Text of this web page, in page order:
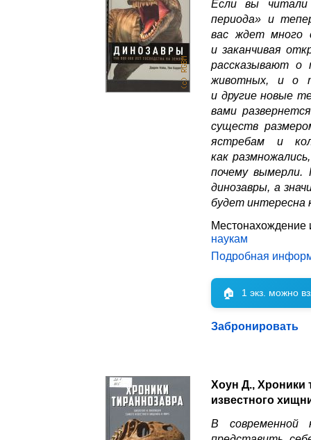
Если вы читали
периода» и
вас ждет много
и заканчивая
рассказывают о
животных, и о
и другие новые
вами
существ
ястребам и
как
почему
динозавры, а
будет интересна
Местонахождение
наукам
Подробная
🏠 1 экз. можно
Забронировать
Хоун Д., Хроники
известного
В современной